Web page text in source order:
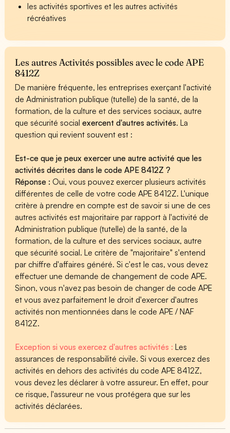
les activités sportives et les autres activités
récréatives
Les autres Activités possibles avec le code APE
8412Z
De manière fréquente, les entreprises exerçant l'activité
de Administration publique (tutelle) de la santé, de la
formation, de la culture et des services sociaux, autre
que sécurité socialexercent d'autres activités. La
question qui revient souvent est :
Est-ce que je peux exercer une autre activité que les
activités décrites dans le code APE 8412Z ?
Réponse :Oui, vous pouvez exercer plusieurs activités
différentes de celle de votre code APE 8412Z. L'unique
critère à prendre en compte est de savoir si une de ces
autres activités est majoritaire par rapport à l'activité de
Administration publique (tutelle) de la santé, de la
formation, de la culture et des services sociaux, autre
que sécurité social. Le critère de "majoritaire" s'entend
par chiffre d'affaires généré. Si c'est le cas, vous devez
effectuer une demande de changement de code APE.
Sinon, vous n'avez pas besoin de changer de code APE
et vous avez parfaitement le droit d'exercer d'autres
activités non mentionnées dans le code APE / NAF
8412Z.
Exception si vous exercez d'autres activités :Les
assurances de responsabilité civile. Si vous exercez des
activités en dehors des activités du code APE 8412Z,
vous devez les déclarer à votre assureur. En effet, pour
ce risque, l'assureur ne vous protégera que sur les
activités déclarées.